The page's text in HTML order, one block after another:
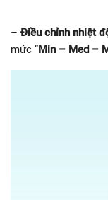
– Điều chỉnh nhiệt
mức “Min – Med –